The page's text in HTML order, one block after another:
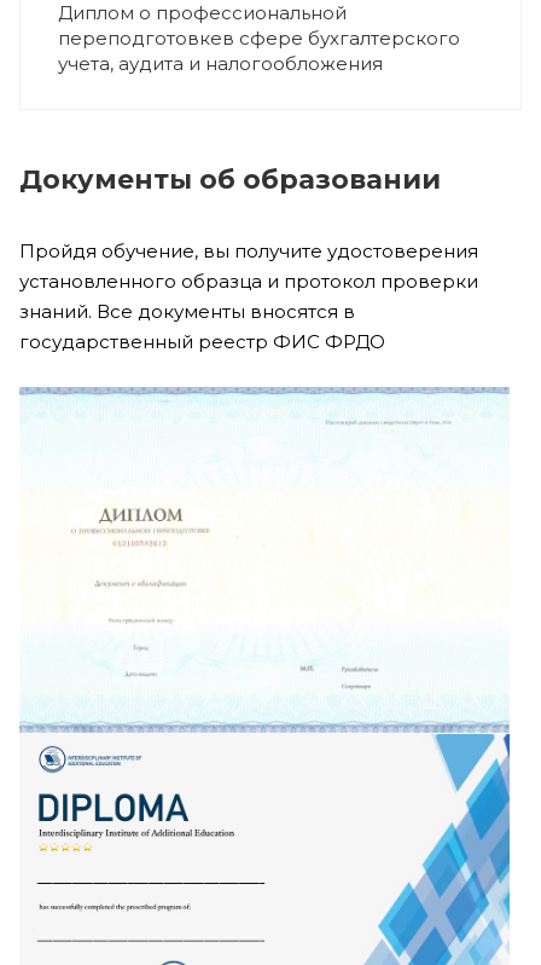
Диплом о профессиональной
переподготовкев сфере бухгалтерского
учета, аудита и налогообложения
Документы об образовании
Пройдя обучение, вы получите удостоверения
установленного образца и протокол проверки
знаний. Все документы вносятся в
государственный реестр ФИС ФРДО